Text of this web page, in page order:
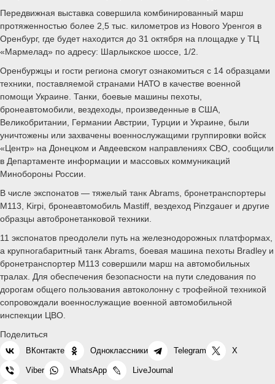
Передвижная выставка совершила комбинированный марш
протяженностью более 2,5 тыс. километров из Нового Уренгоя в
Оренбург, где будет находится до 31 октября на площадке у ТЦ
«Мармелад» по адресу: Шарлыкское шоссе, 1/2.
Оренбуржцы и гости региона смогут ознакомиться с 14 образцами
техники, поставляемой странами НАТО в качестве военной
помощи Украине. Танки, боевые машины пехоты,
бронеавтомобили, вездеходы, произведенные в США,
Великобритании, Германии Австрии, Турции и Украине, были
уничтожены или захвачены военнослужащими группировки войск
«Центр» на Донецком и Авдеевском направлениях СВО, сообщили
в Департаменте информации и массовых коммуникаций
Минобороны России.
В числе экспонатов — тяжелый танк Abrams, бронетранспортеры
М113, Kirpi, бронеавтомобиль Mastiff, вездеход Pinzgauer и другие
образцы автобронетанковой техники.
11 экспонатов преодолели путь на железнодорожных платформах,
а крупногабаритный танк Abrams, боевая машина пехоты Bradley и
бронетранспортер М113 совершили марш на автомобильных
тралах. Для обеспечения безопасности на пути следования по
дорогам общего пользования автоколонну с трофейной техникой
сопровождали военнослужащие военной автомобильной
инспекции ЦВО.
Поделиться
ВКонтакте Одноклассники Telegram X
Viber WhatsApp LiveJournal